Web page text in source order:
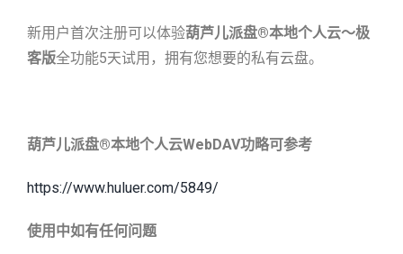
新用户首次注册可以体验葫芦儿派盘®本地个人云～极
客版全功能5天试用，拥有您想要的私有云盘。
葫芦儿派盘®本地个人云WebDAV功略可参考
https://www.huluer.com/5849/
使用中如有任何问题